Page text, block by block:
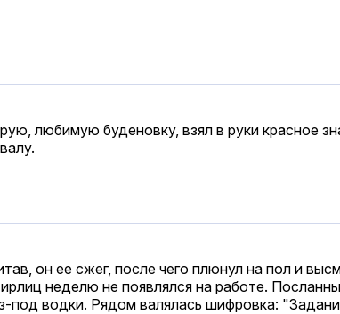
любимую буденовку, взял в руки красное
он ее сжег, после чего плюнул на пол и
неделю не появлялся на работе.
под водки. Рядом валялась шифровка: